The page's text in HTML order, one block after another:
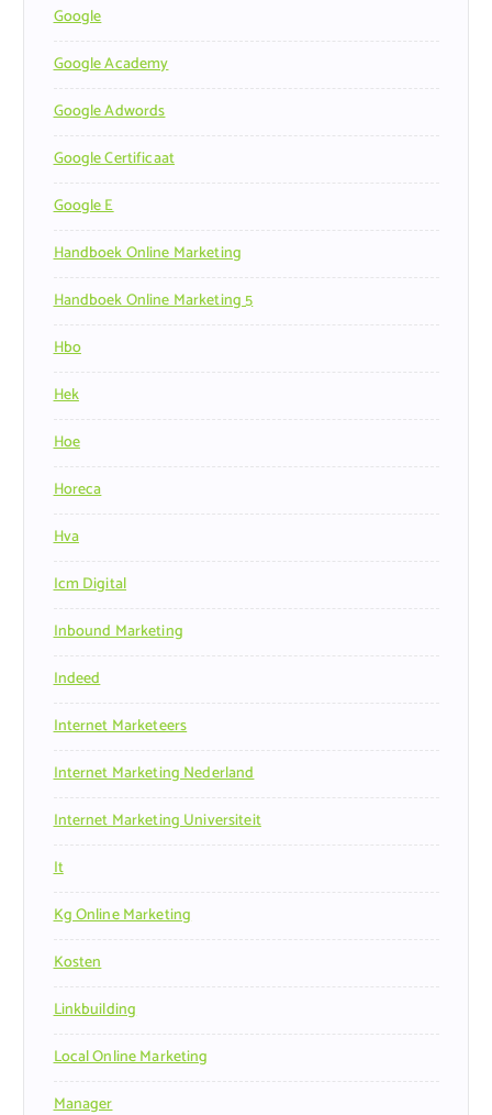
Google
Google Academy
Google Adwords
Google Certificaat
Google E
Handboek Online Marketing
Handboek Online Marketing 5
Hbo
Hek
Hoe
Horeca
Hva
Icm Digital
Inbound Marketing
Indeed
Internet Marketeers
Internet Marketing Nederland
Internet Marketing Universiteit
It
Kg Online Marketing
Kosten
Linkbuilding
Local Online Marketing
Manager